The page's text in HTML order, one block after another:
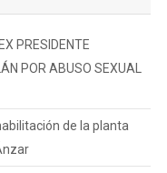
PRESIDENTE
POR ABUSO SEXUAL
de la planta